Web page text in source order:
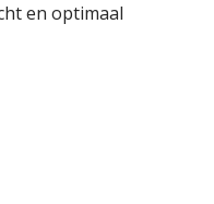
en optimaal